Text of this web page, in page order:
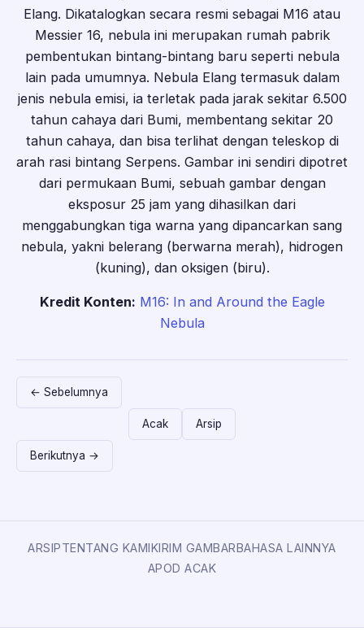
Elang. Dikatalogkan secara resmi sebagai M16 atau
Messier 16, nebula ini merupakan rumah pabrik
pembentukan bintang-bintang baru seperti nebula
lain pada umumnya. Nebula Elang termasuk dalam
jenis nebula emisi, ia terletak pada jarak sekitar 6.500
tahun cahaya dari Bumi, membentang sekitar 20
tahun cahaya, dan bisa terlihat dengan teleskop di
arah rasi bintang Serpens. Gambar ini sendiri dipotret
dari permukaan Bumi, sebuah gambar dengan
eksposur 25 jam yang dihasilkan dari
menggabungkan tiga warna yang dipancarkan sang
nebula, yakni belerang (berwarna merah), hidrogen
(kuning), dan oksigen (biru).
Kredit Konten: M16: In and Around the Eagle
Nebula
← Sebelumnya
Acak Arsip
Berikutnya →
ARSIPTENTANG KAMIKIRIM GAMBARBAHASA LAINNYA
APOD ACAK